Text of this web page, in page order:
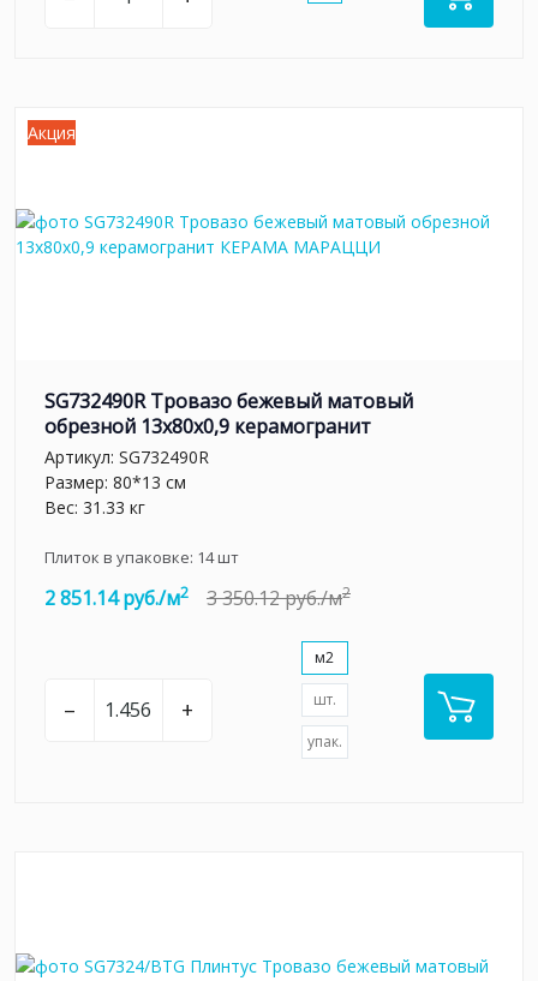
Акция
SG732490R Тровазо бежевый матовый
обрезной 13x80x0,9 керамогранит
Артикул: SG732490R
Размер: 80*13 см
Вес: 31.33 кг
Плиток в упаковке: 14шт
2 851.14 руб./м2 3 350.12 руб./м2
– +
м2
шт.
упак.